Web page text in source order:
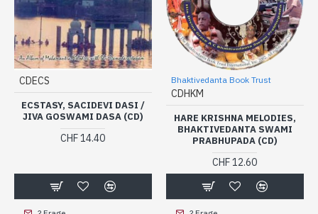
CDECS
ECSTASY, SACIDEVI DASI /
JIVA GOSWAMI DASA (CD)
CHF 14.40
Bhaktivedanta Book Trust
CDHKM
HARE KRISHNA MELODIES,
BHAKTIVEDANTA SWAMI
PRABHUPADA (CD)
CHF 12.60